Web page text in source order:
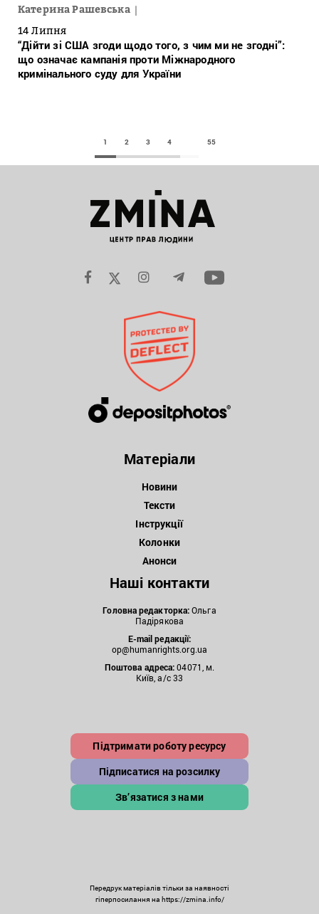
Катерина Рашевська
14 Липня
“Дійти зі США згоди щодо того, з чим ми не згодні”:
що означає кампанія проти Міжнародного
кримінального суду для України
1 2 3 4 55
Матеріали
Новини
Тексти
Інструкції
Колонки
Анонси
Наші контакти
Головна редакторка:Ольга
Падірякова
E-mail редакції:
op@humanrights.org.ua
Поштова адреса:04071, м.
Київ, а/с 33
Підтримати роботу ресурсу
Підписатися на розсилку
Зв’язатися з нами
Передрук матеріалів тільки за наявності
гіперпосилання на https://zmina.info/